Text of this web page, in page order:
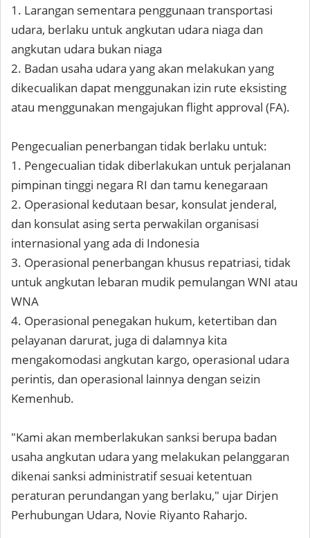
1. Larangan sementara penggunaan transportasi
udara, berlaku untuk angkutan udara niaga dan
angkutan udara bukan niaga
2. Badan usaha udara yang akan melakukan yang
dikecualikan dapat menggunakan izin rute eksisting
atau menggunakan mengajukan flight approval (FA).
Pengecualian penerbangan tidak berlaku untuk:
1. Pengecualian tidak diberlakukan untuk perjalanan
pimpinan tinggi negara RI dan tamu kenegaraan
2. Operasional kedutaan besar, konsulat jenderal,
dan konsulat asing serta perwakilan organisasi
internasional yang ada di Indonesia
3. Operasional penerbangan khusus repatriasi, tidak
untuk angkutan lebaran mudik pemulangan WNI atau
WNA
4. Operasional penegakan hukum, ketertiban dan
pelayanan darurat, juga di dalamnya kita
mengakomodasi angkutan kargo, operasional udara
perintis, dan operasional lainnya dengan seizin
Kemenhub.
"Kami akan memberlakukan sanksi berupa badan
usaha angkutan udara yang melakukan pelanggaran
dikenai sanksi administratif sesuai ketentuan
peraturan perundangan yang berlaku," ujar Dirjen
Perhubungan Udara, Novie Riyanto Raharjo.